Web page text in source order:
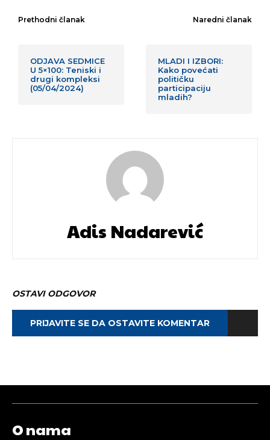
Prethodni članak
ODJAVA SEDMICE
U 5×100: Teniski i
drugi kompleksi
(05/04/2024)
Naredni članak
MLADI I IZBORI:
Kako povećati
političku
participaciju
mladih?
Adis Nadarević
OSTAVI ODGOVOR
PRIJAVITE SE DA OSTAVITE KOMENTAR
O nama